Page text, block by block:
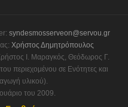
syndesmosserveon@servou.gr
Χρήστος Δημητρόπουλος
Ι. Μαραγκός, Θεόδωρος Γ.
περιεχομένου σε Ενότητες και
υλικού).
του 2009.